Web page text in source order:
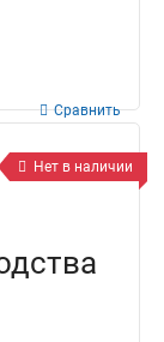
Сравнить
Нет в наличии